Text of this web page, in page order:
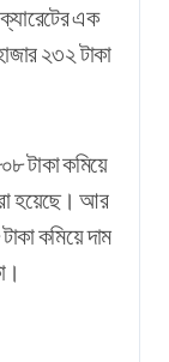
এক
২৩২ টাকা
টাকা কমিয়ে
হয়েছে। আর
কমিয়ে দাম